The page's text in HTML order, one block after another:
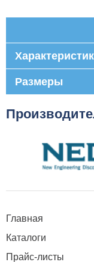
Размеры
Главная
Каталоги
Прайс-листы